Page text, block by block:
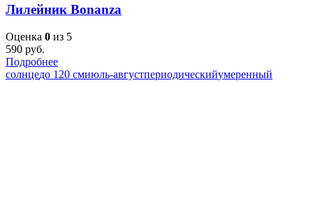
Лилейник Bonanza
Оценка 0 из 5
590 руб.
Подробнее
солнцедо 120 смиюль-августпериодическийумеренный